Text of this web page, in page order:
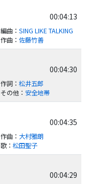
00:04:13
編曲： SING LIKE TALKING
作曲： 佐藤竹善
00:04:30
作詞： 松井五郎
その他： 安全地帯
00:04:35
作曲： 大村雅朗
歌： 松田聖子
00:04:29